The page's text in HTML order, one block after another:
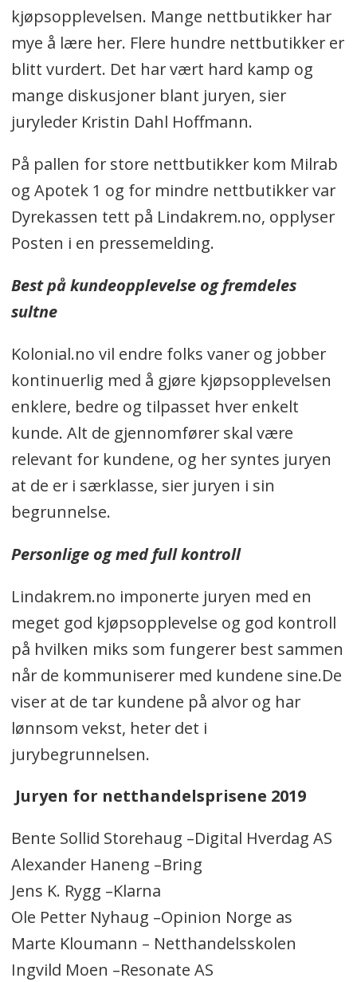
kjøpsopplevelsen. Mange nettbutikker har
mye å lære her. Flere hundre nettbutikker er
blitt vurdert. Det har vært hard kamp og
mange diskusjoner blant juryen, sier
juryleder Kristin Dahl Hoffmann.
På pallen for store nettbutikker kom Milrab
og Apotek 1 og for mindre nettbutikker var
Dyrekassen tett på Lindakrem.no, opplyser
Posten i en pressemelding.
Best på kundeopplevelse og fremdeles
sultne
Kolonial.no vil endre folks vaner og jobber
kontinuerlig med å gjøre kjøpsopplevelsen
enklere, bedre og tilpasset hver enkelt
kunde. Alt de gjennomfører skal være
relevant for kundene, og her syntes juryen
at de er i særklasse, sier juryen i sin
begrunnelse.
Personlige og med full kontroll
Lindakrem.no imponerte juryen med en
meget god kjøpsopplevelse og god kontroll
på hvilken miks som fungerer best sammen
når de kommuniserer med kundene sine.De
viser at de tar kundene på alvor og har
lønnsom vekst, heter det i
jurybegrunnelsen.
Juryen for netthandelsprisene 2019
Bente Sollid Storehaug –Digital Hverdag AS
Alexander Haneng –Bring
Jens K. Rygg –Klarna
Ole Petter Nyhaug –Opinion Norge as
Marte Kloumann – Netthandelsskolen
Ingvild Moen –Resonate AS